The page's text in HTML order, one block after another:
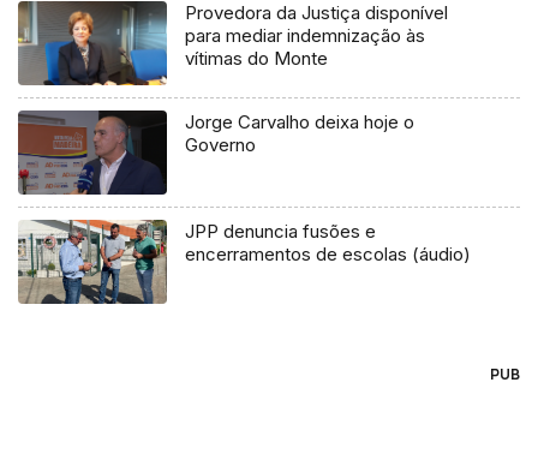
Provedora da Justiça disponível
para mediar indemnização às
vítimas do Monte
Jorge Carvalho deixa hoje o
Governo
JPP denuncia fusões e
encerramentos de escolas (áudio)
PUB